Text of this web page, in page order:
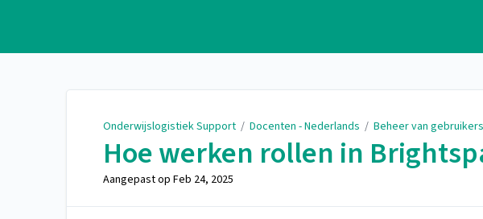
Onderwijslogistiek Support / Docenten - Nederlands / Beheer van
Hoe werken rollen in
Aangepast op Feb 24, 2025